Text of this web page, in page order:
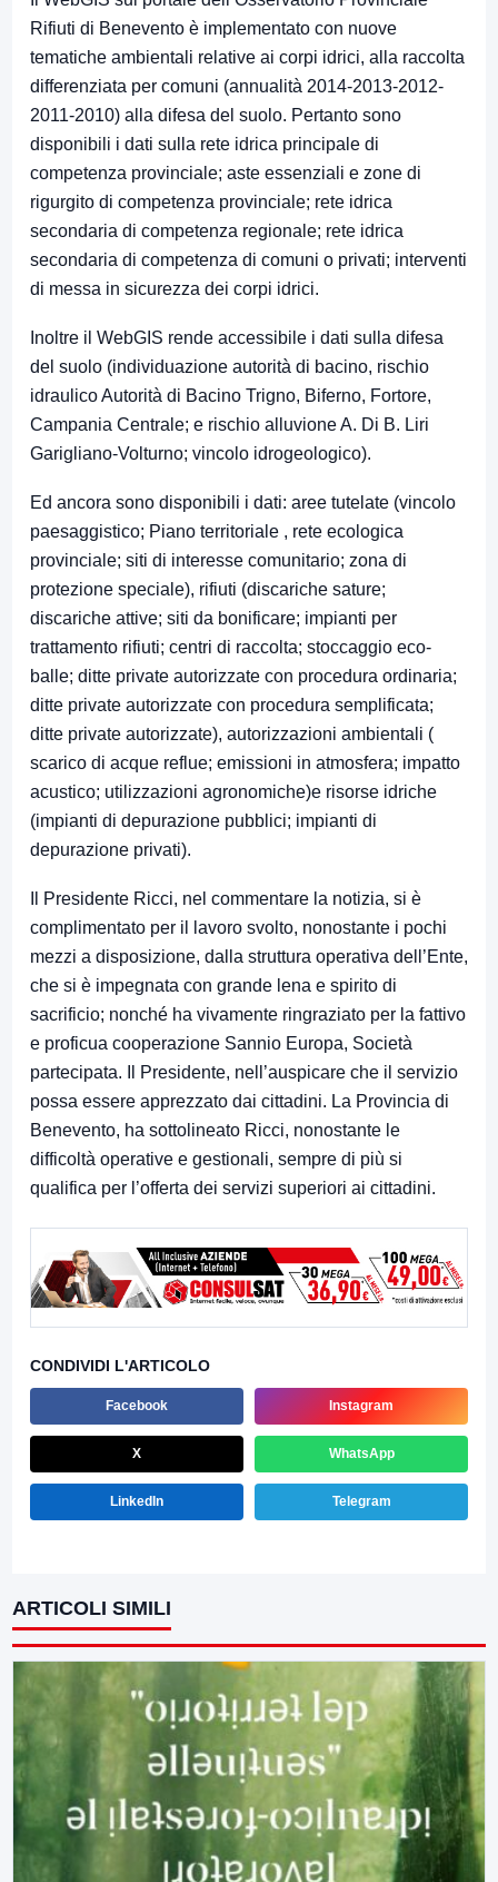
Rifiuti di Benevento è implementato con nuove
tematiche ambientali relative ai corpi idrici, alla raccolta
differenziata per comuni (annualità 2014-2013-2012-
2011-2010) alla difesa del suolo. Pertanto sono
disponibili i dati sulla rete idrica principale di
competenza provinciale; aste essenziali e zone di
rigurgito di competenza provinciale; rete idrica
secondaria di competenza regionale; rete idrica
secondaria di competenza di comuni o privati; interventi
di messa in sicurezza dei corpi idrici.
Inoltre il WebGIS rende accessibile i dati sulla difesa
del suolo (individuazione autorità di bacino, rischio
idraulico Autorità di Bacino Trigno, Biferno, Fortore,
Campania Centrale; e rischio alluvione A. Di B. Liri
Garigliano-Volturno; vincolo idrogeologico).
Ed ancora sono disponibili i dati: aree tutelate (vincolo
paesaggistico; Piano territoriale , rete ecologica
provinciale; siti di interesse comunitario; zona di
protezione speciale), rifiuti (discariche sature;
discariche attive; siti da bonificare; impianti per
trattamento rifiuti; centri di raccolta; stoccaggio eco-
balle; ditte private autorizzate con procedura ordinaria;
ditte private autorizzate con procedura semplificata;
ditte private autorizzate), autorizzazioni ambientali (
scarico di acque reflue; emissioni in atmosfera; impatto
acustico; utilizzazioni agronomiche)e risorse idriche
(impianti di depurazione pubblici; impianti di
depurazione privati).
Il Presidente Ricci, nel commentare la notizia, si è
complimentato per il lavoro svolto, nonostante i pochi
mezzi a disposizione, dalla struttura operativa dell’Ente,
che si è impegnata con grande lena e spirito di
sacrificio; nonché ha vivamente ringraziato per la fattivo
e proficua cooperazione Sannio Europa, Società
partecipata. Il Presidente, nell’auspicare che il servizio
possa essere apprezzato dai cittadini. La Provincia di
Benevento, ha sottolineato Ricci, nonostante le
difficoltà operative e gestionali, sempre di più si
qualifica per l’offerta dei servizi superiori ai cittadini.
CONDIVIDI L'ARTICOLO
Facebook Instagram
X WhatsApp
LinkedIn Telegram
ARTICOLI SIMILI